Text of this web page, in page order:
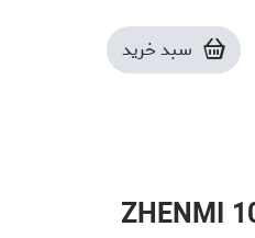
سبد خرید